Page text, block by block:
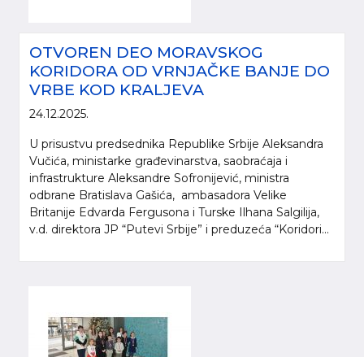
OTVOREN DEO MORAVSKOG
KORIDORA OD VRNJAČKE BANJE DO
VRBE KOD KRALJEVA
24.12.2025.
U prisustvu predsednika Republike Srbije Aleksandra
Vučića, ministarke građevinarstva, saobraćaja i
infrastrukture Aleksandre Sofronijević, ministra
odbrane Bratislava Gašića, ambasadora Velike
Britanije Edvarda Fergusona i Turske Ilhana Salgilija,
v.d. direktora JP “Putevi Srbije” i preduzeća “Koridori...